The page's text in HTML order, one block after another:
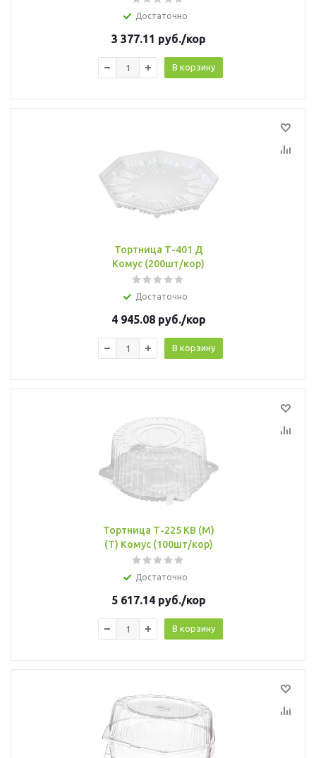
Достаточно
3 377.11 руб./кор
В корзину
Тортница Т-401 Д
Комус (200шт/кор)
Достаточно
4 945.08руб./кор
В корзину
Тортница Т-225 КВ (М)
(Т) Комус (100шт/кор)
Достаточно
5 617.14руб./кор
В корзину